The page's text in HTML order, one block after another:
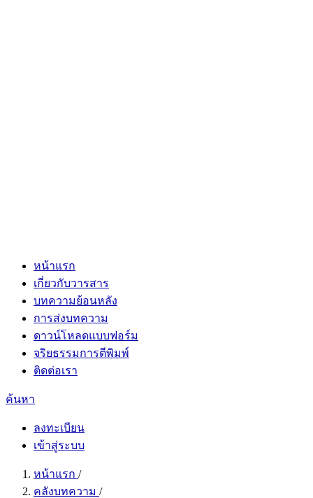
หน้าแรก
เกี่ยวกับวารสาร
บทความย้อนหลัง
การส่งบทความ
ดาวน์โหลดแบบฟอร์ม
จริยธรรมการตีพิมพ์
ติดต่อเรา
ค้นหา
ลงทะเบียน
เข้าสู่ระบบ
หน้าแรก /
คลังบทความ /